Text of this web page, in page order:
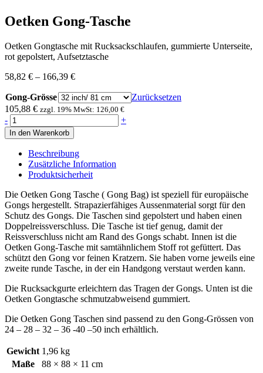
Oetken Gong-Tasche
Oetken Gongtasche mit Rucksackschlaufen, gummierte Unterseite,
rot gepolstert, Aufsetztasche
58,82 € – 166,39 €
Gong-Grösse
Zurücksetzen
105,88 € zzgl. 19% MwSt: 126,00 €
- Oetken
Gong-
Tasche
Menge
+
In den Warenkorb
Beschreibung
Zusätzliche Information
Produktsicherheit
Die Oetken Gong Tasche ( Gong Bag) ist speziell für europäische
Gongs hergestellt. Strapazierfähiges Aussenmaterial sorgt für den
Schutz des Gongs. Die Taschen sind gepolstert und haben einen
Doppelreissverschluss. Die Tasche ist tief genug, damit der
Reissverschluss nicht am Rand des Gongs schabt. Innen ist die
Oetken Gong-Tasche mit samtähnlichem Stoff rot gefüttert. Das
schützt den Gong vor feinen Kratzern. Sie haben vorne jeweils eine
zweite runde Tasche, in der ein Handgong verstaut werden kann.
Die Rucksackgurte erleichtern das Tragen der Gongs. Unten ist die
Oetken Gongtasche schmutzabweisend gummiert.
Die Oetken Gong Taschen sind passend zu den Gong-Grössen von
24 – 28 – 32 – 36 -40 –50 inch erhältlich.
Gewicht 1,96 kg
Maße
88 × 88 × 11 cm